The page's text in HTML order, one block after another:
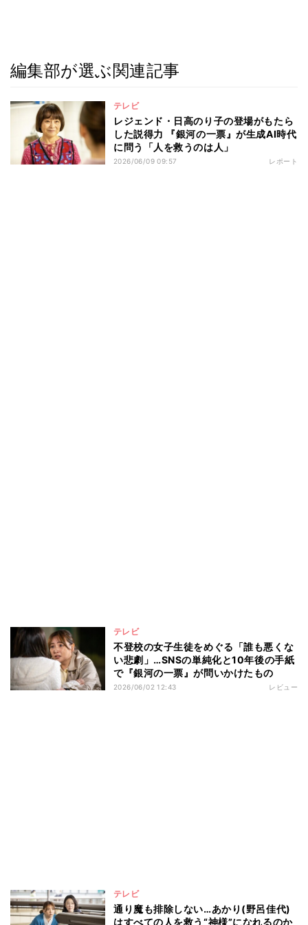
編集部が選ぶ関連記事
テレビ
レジェンド・日高のり子の登場がもたら
した説得力 『銀河の一票』が生成AI時代
に問う「人を救うのは人」
2026/06/09 09:57 レポート
テレビ
不登校の女子生徒をめぐる「誰も悪くな
い悲劇」…SNSの単純化と10年後の手紙
で『銀河の一票』が問いかけたもの
2026/06/02 12:43 レビュー
テレビ
通り魔も排除しない…あかり(野呂佳代)
はすべての人を救う“神様”になれるのか